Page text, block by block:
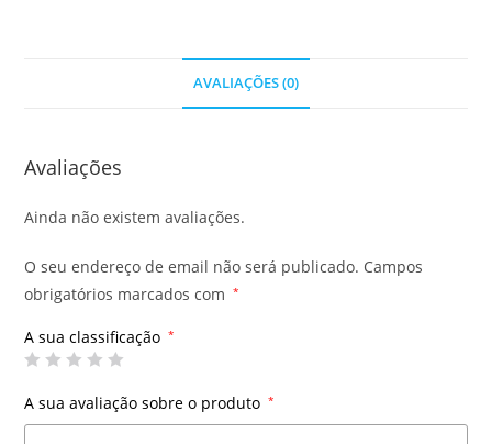
AVALIAÇÕES (0)
Avaliações
Ainda não existem avaliações.
O seu endereço de email não será publicado. Campos
obrigatórios marcados com
*
A sua classificação *
A sua avaliação sobre o produto *